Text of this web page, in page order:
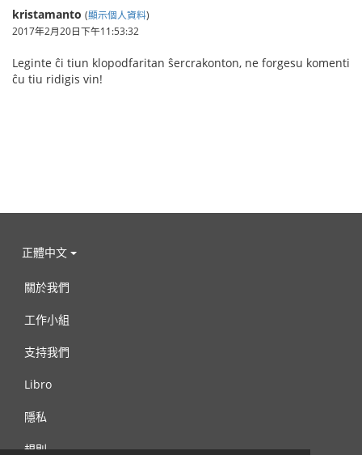
kristamanto (顯示個人資料)
2017年2月20日下午11:53:32
Leginte ĉi tiun klopodfaritan ŝercrakonton, ne forgesu komenti
ĉu tiu ridigis vin!
正體中文
關於我們
工作小組
支持我們
Libro
隱私
規則